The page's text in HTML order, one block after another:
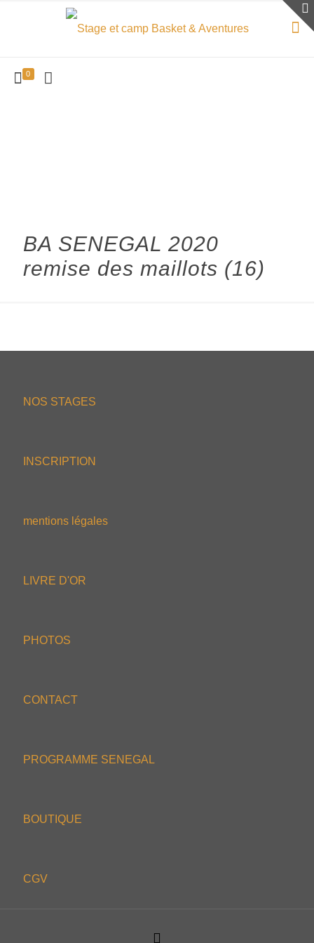
0
BA SENEGAL 2020
remise des maillots (16)
NOS STAGES
INSCRIPTION
mentions légales
LIVRE D'OR
PHOTOS
CONTACT
PROGRAMME SENEGAL
BOUTIQUE
CGV